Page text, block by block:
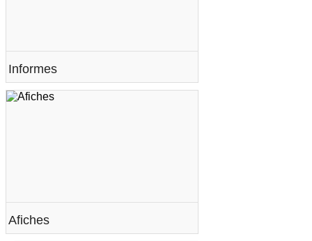
Informes
Afiches